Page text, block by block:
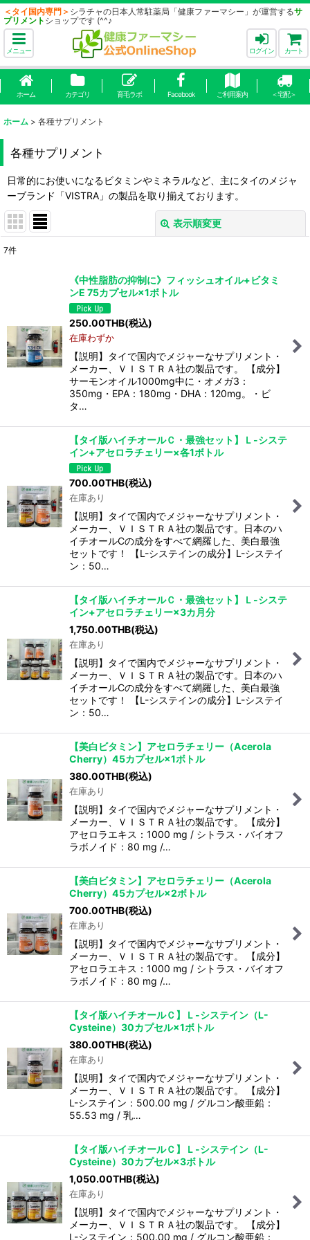
＜タイ国内専門＞ シラチャの日本人常駐薬局「健康ファーマシー」が運営するサ
プリメント ショップです (^^♪
メニュー ログイン カート
ホーム カテゴリ 育毛ラボ Facebook ご利用案内 ＜宅配＞
ホーム > 各種サプリメント
各種サプリメント
日常的にお使いになるビタミンやミネラルなど、主にタイのメジャ
ーブランド「VISTRA」の製品を取り揃えております。
表示順変更
7件
《中性脂肪の抑制に》フィッシュオイル+ビタミ
ンE 75カプセル×1ボトル
250.00THB(税込)
在庫わずか
【説明】タイで国内でメジャーなサプリメント・
メーカー、ＶＩＳＴＲＡ社の製品です。 【成分】
サーモンオイル1000mg中に・オメガ3：
350mg・EPA：180mg・DHA：120mg。・ビ
タ…
【タイ版ハイチオールＣ・最強セット】Ｌ-システ
イン+アセロラチェリー×各1ボトル
700.00THB(税込)
在庫あり
【説明】タイで国内でメジャーなサプリメント・
メーカー、ＶＩＳＴＲＡ社の製品です。日本のハ
イチオールCの成分をすべて網羅した、美白最強
セットです！ 【L-システインの成分】L-システイ
ン：50…
【タイ版ハイチオールＣ・最強セット】Ｌ-システ
イン+アセロラチェリー×3カ月分
1,750.00THB(税込)
在庫あり
【説明】タイで国内でメジャーなサプリメント・
メーカー、ＶＩＳＴＲＡ社の製品です。日本のハ
イチオールCの成分をすべて網羅した、美白最強
セットです！ 【L-システインの成分】L-システイ
ン：50…
【美白ビタミン】アセロラチェリー（Acerola
Cherry）45カプセル×1ボトル
380.00THB(税込)
在庫あり
【説明】タイで国内でメジャーなサプリメント・
メーカー、ＶＩＳＴＲＡ社の製品です。 【成分】
アセロラエキス：1000 mg / シトラス・バイオフ
ラボノイド：80 mg /…
【美白ビタミン】アセロラチェリー（Acerola
Cherry）45カプセル×2ボトル
700.00THB(税込)
在庫あり
【説明】タイで国内でメジャーなサプリメント・
メーカー、ＶＩＳＴＲＡ社の製品です。 【成分】
アセロラエキス：1000 mg / シトラス・バイオフ
ラボノイド：80 mg /…
【タイ版ハイチオールＣ】Ｌ-システイン（L-
Cysteine）30カプセル×1ボトル
380.00THB(税込)
在庫あり
【説明】タイで国内でメジャーなサプリメント・
メーカー、ＶＩＳＴＲＡ社の製品です。 【成分】
L-システイン：500.00 mg / グルコン酸亜鉛：
55.53 mg / 乳…
【タイ版ハイチオールＣ】Ｌ-システイン（L-
Cysteine）30カプセル×3ボトル
1,050.00THB(税込)
在庫あり
【説明】タイで国内でメジャーなサプリメント・
メーカー、ＶＩＳＴＲＡ社の製品です。 【成分】
L-システイン：500.00 mg / グルコン酸亜鉛：